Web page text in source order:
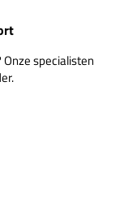
specialisten